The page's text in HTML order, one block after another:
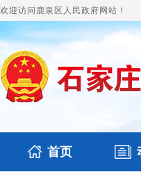
欢迎访问鹿泉区人民政府网站！
首页